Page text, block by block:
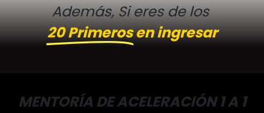
Además, Si eres de los
20 Primerosen ingresar
MENTORÍA DE ACELERACIÓN 1 A 1